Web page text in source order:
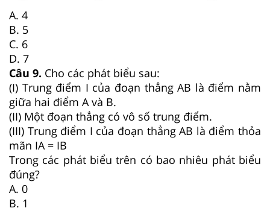
A. 4
B. 5
C. 6
D. 7
Câu 9. Cho các phát biểu sau:
(I) Trung điểm I của đoạn thẳng AB là điểm nằm
giữa hai điểm A và B.
(II) Một đoạn thẳng có vô số trung điểm.
(III) Trung điểm I của đoạn thẳng AB là điểm thỏa
mãn IA = IB
Trong các phát biểu trên có bao nhiêu phát biểu
đúng?
A. 0
B. 1